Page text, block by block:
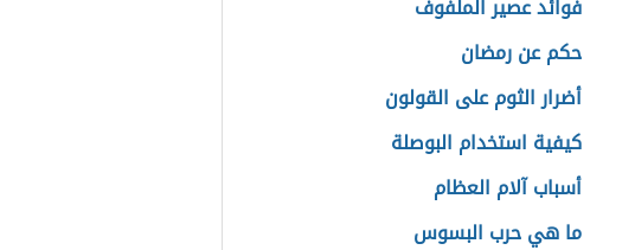
فوائد عصير الملفوف
حكم عن رمضان
أضرار الثوم على القولون
كيفية استخدام البوصلة
أسباب آلام العظام
ما هي حرب البسوس